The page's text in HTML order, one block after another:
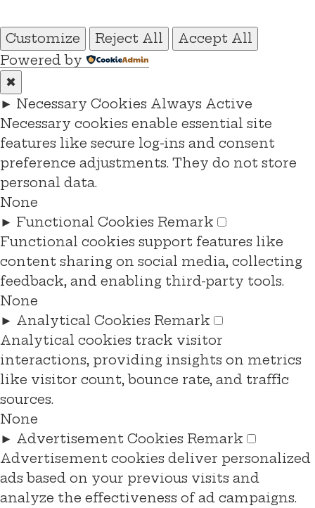
Customize Reject All
Accept All
Powered by
✖
► Necessary Cookies Always Active
Necessary cookies enable essential site
features like secure log-ins and consent
preference adjustments. They do not store
personal data.
None
► Functional Cookies Remark
Functional cookies support features like
content sharing on social media, collecting
feedback, and enabling third-party tools.
None
► Analytical Cookies Remark
Analytical cookies track visitor
interactions, providing insights on metrics
like visitor count, bounce rate, and traffic
sources.
None
► Advertisement Cookies Remark
Advertisement cookies deliver personalized
ads based on your previous visits and
analyze the effectiveness of ad campaigns.